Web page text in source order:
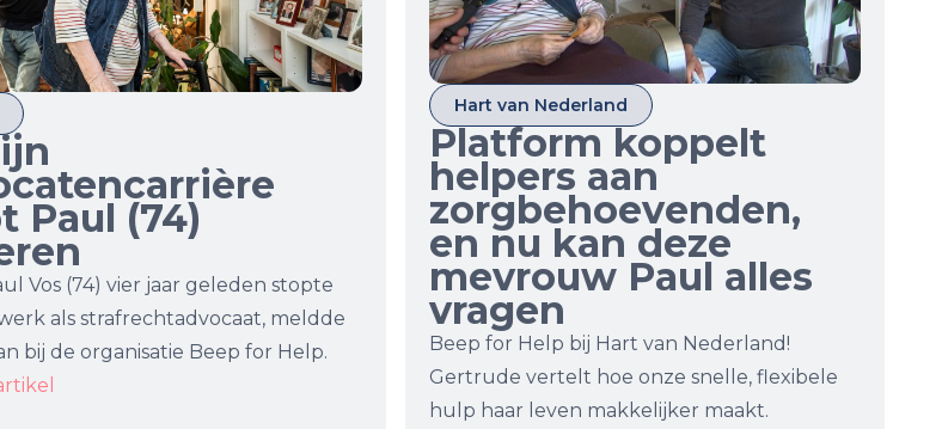
Paul (74)
Vos (74) vier jaar geleden stopte
als strafrechtadvocaat, meldde
bij de organisatie Beep for Help.
Hart van Nederland
Platform koppelt
helpers aan
zorgbehoevenden,
en nu kan deze
mevrouw Paul alles
vragen
Beep for Help bij Hart van Nederland!
Gertrude vertelt hoe onze snelle, flexibele
hulp haar leven makkelijker maakt.